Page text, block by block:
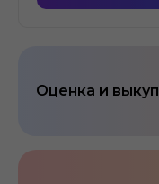
Оценка и выкуп